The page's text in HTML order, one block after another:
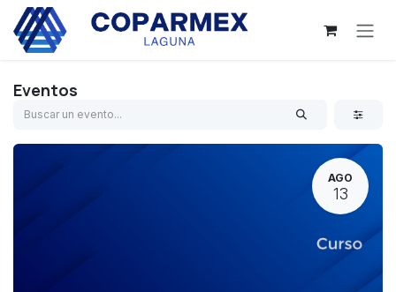
Ir al contenido
Eventos
AGO
13